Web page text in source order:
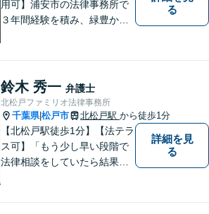
用可】浦安市の法律事務所で
３年間経験を積み、緑豊かな
一人一人に寄り添い、信頼関
係を築きながら最善の解決策
をご提供いたします。
る
鈴木 秀一 弁護士
北松戸ファミリオ法律事務所
千葉県|松戸市 北松戸駅 から徒歩1分
【北松戸駅徒歩1分】【法テラ
ス可】「もう少し早い段階で
法律相談をしていたら結果が
詳細を見
る